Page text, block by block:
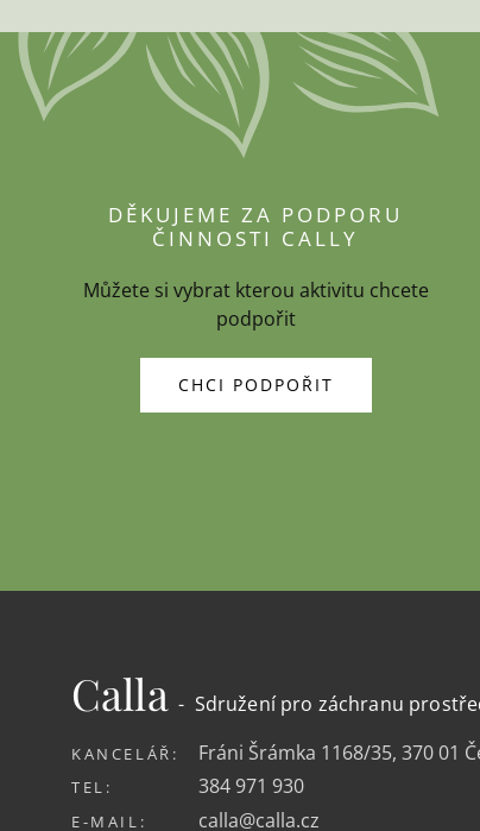
DĚKUJEME ZA PODPORU
ČINNOSTI CALLY
Můžete si vybrat kterou aktivitu chcete
podpořit
CHCI PODPOŘIT
Calla- Sdružení pro záchranu
KANCELÁŘ: Fráni Šrámka 1168/35, 370 01
TEL: 384 971 930
E-MAIL: calla@calla.cz